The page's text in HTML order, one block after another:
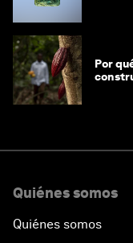
Por
Quiénes somos
Quiénes somos